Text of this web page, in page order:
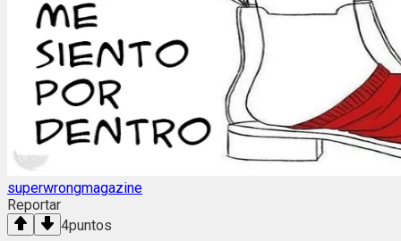
superwrongmagazine
Reportar
4puntos